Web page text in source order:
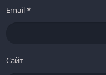
Email*
Сайт